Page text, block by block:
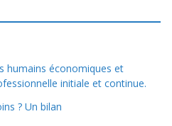
humains économiques et
initiale et continue.
? Un bilan